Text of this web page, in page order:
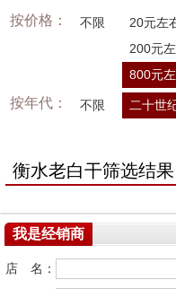
按价格： 不限 20元左
200元
800元
按年代： 不限 二十世
衡水老白干筛选结果
我是经销商
店 名：